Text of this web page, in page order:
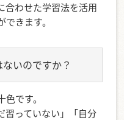
合わせた学習法を活用
きます。
いのですか？
です。
習っていない」「自分